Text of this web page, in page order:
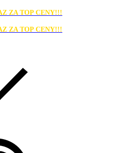
ZA TOP CENY!!!
ZA TOP CENY!!!